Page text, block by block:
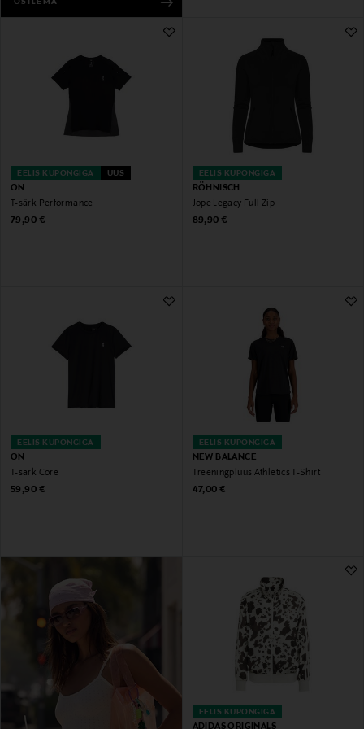
OSTLEMA
EELIS KUPONGIGA UUS
ON
T-särk Performance
Original Price
79,90 €
EELIS KUPONGIGA
RÖHNISCH
Jope Legacy Full Zip
Original Price
89,90 €
EELIS KUPONGIGA
ON
T-särk Core
Original Price
59,90 €
EELIS KUPONGIGA
NEW BALANCE
Treeningpluus Athletics T-Shirt
Original Price
47,00 €
EELIS KUPONGIGA
ADIDAS ORIGINALS